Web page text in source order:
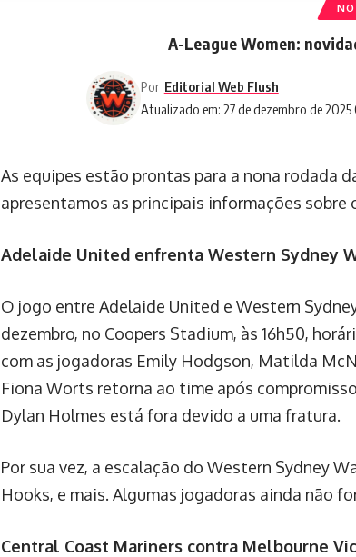
A-League Women:
Atualizado em: 27 de dezembro de
Por Editorial Web Flush
As equipes estão prontas para a nona rodada
apresentamos as principais informações sobre
Adelaide United enfrenta Western Sydney
O jogo entre Adelaide United e Western
dezembro, no Coopers Stadium, às 16h50,
com as jogadoras Emily Hodgson, Matilda
Fiona Worts retorna ao time após
Dylan Holmes está fora devido a uma fratura.
Por sua vez, a escalação do Western Sydney
Hooks, e mais. Algumas jogadoras ainda não
Central Coast Mariners contra Melbourne